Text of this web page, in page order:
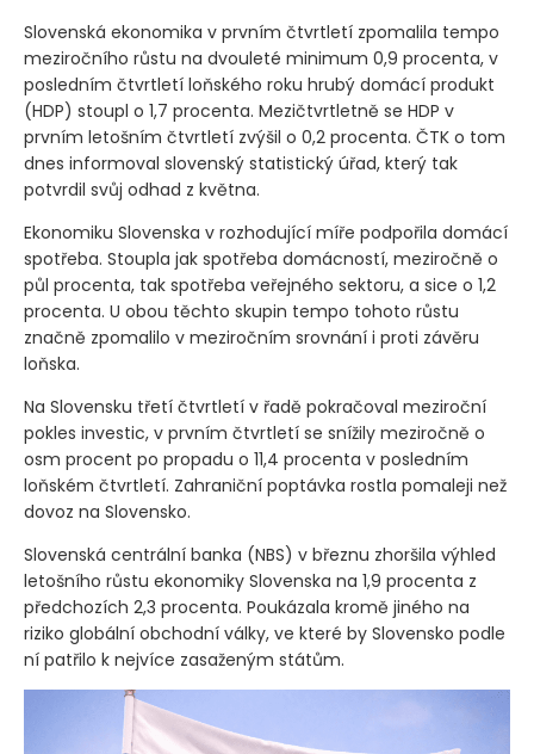
Slovenská ekonomika v prvním čtvrtletí zpomalila tempo
meziročního růstu na dvouleté minimum 0,9 procenta, v
posledním čtvrtletí loňského roku hrubý domácí produkt
(HDP) stoupl o 1,7 procenta. Mezičtvrtletně se HDP v
prvním letošním čtvrtletí zvýšil o 0,2 procenta. ČTK o tom
dnes informoval slovenský statistický úřad, který tak
potvrdil svůj odhad z května.
Ekonomiku Slovenska v rozhodující míře podpořila domácí
spotřeba. Stoupla jak spotřeba domácností, meziročně o
půl procenta, tak spotřeba veřejného sektoru, a sice o 1,2
procenta. U obou těchto skupin tempo tohoto růstu
značně zpomalilo v meziročním srovnání i proti závěru
loňska.
Na Slovensku třetí čtvrtletí v řadě pokračoval meziroční
pokles investic, v prvním čtvrtletí se snížily meziročně o
osm procent po propadu o 11,4 procenta v posledním
loňském čtvrtletí. Zahraniční poptávka rostla pomaleji než
dovoz na Slovensko.
Slovenská centrální banka (NBS) v březnu zhoršila výhled
letošního růstu ekonomiky Slovenska na 1,9 procenta z
předchozích 2,3 procenta. Poukázala kromě jiného na
riziko globální obchodní války, ve které by Slovensko podle
ní patřilo k nejvíce zasaženým státům.